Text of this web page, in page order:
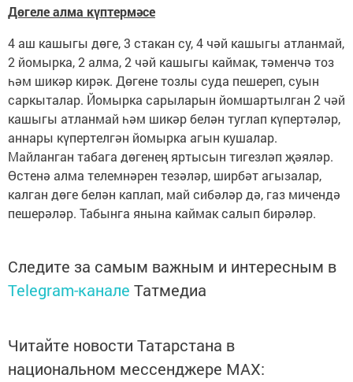
Дөгеле алма күптермәсе
4 аш кашыгы дөге, 3 стакан су, 4 чәй кашыгы атланмай,
2 йомырка, 2 алма, 2 чәй кашыгы каймак, тәменчә тоз
һәм шикәр кирәк. Дөгене тозлы суда пешереп, суын
саркыталар. Йомырка сарыларын йомшартылган 2 чәй
кашыгы атланмай һәм шикәр белән туглап күпертәләр,
аннары күпертелгән йомырка агын кушалар.
Майланган табага дөгенең яртысын тигезләп җәяләр.
Өстенә алма телемнәрен тезәләр, ширбәт агызалар,
калган дөге белән каплап, май сибәләр дә, газ мичендә
пешерәләр. Табынга янына каймак салып бирәләр.
Следите за самым важным и интересным в
Telegram-канале Татмедиа
Читайте новости Татарстана в
национальном мессенджере MАХ: